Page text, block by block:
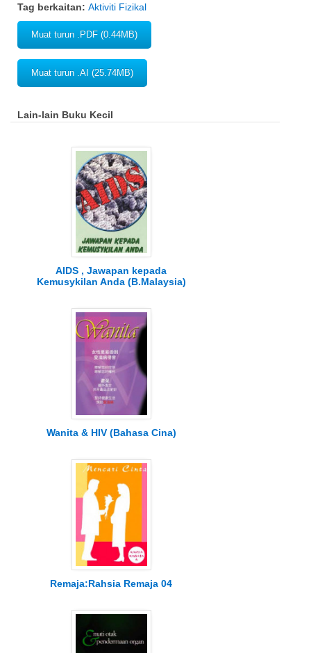
Tag berkaitan: Aktiviti Fizikal
Muat turun .PDF (0.44MB)
Muat turun .AI (25.74MB)
Lain-lain Buku Kecil
AIDS , Jawapan kepada
Kemusykilan Anda (B.Malaysia)
Wanita & HIV (Bahasa Cina)
Remaja:Rahsia Remaja 04